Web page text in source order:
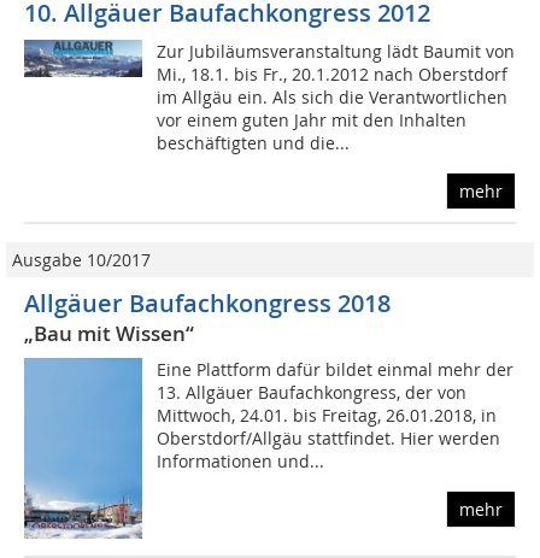
10. Allgäuer Baufachkongress 2012
Zur Jubiläumsveranstaltung lädt Baumit von
Mi., 18.1. bis Fr., 20.1.2012 nach Oberstdorf
im Allgäu ein. Als sich die Verantwortlichen
vor einem guten Jahr mit den Inhalten
beschäftigten und die...
mehr
Ausgabe 10/2017
Allgäuer Baufachkongress 2018
„Bau mit Wissen“
Eine Plattform dafür bildet einmal mehr der
13. Allgäuer Baufachkongress, der von
Mittwoch, 24.01. bis Freitag, 26.01.2018, in
Oberstdorf/Allgäu stattfindet. Hier werden
Informationen und...
mehr